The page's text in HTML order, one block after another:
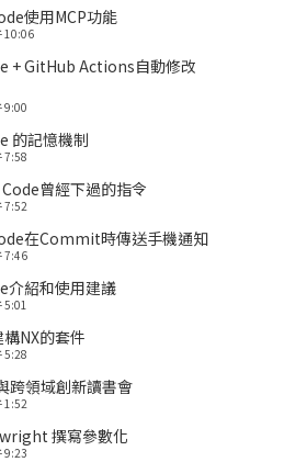
使用MCP功能
10:06
+ GitHub Actions自動修改
9:00
的記憶機制
7:58
曾經下過的指令
7:52
在Commit時傳送手機通知
7:46
介紹和使用建議
5:01
NX的套件
5:28
跨領域創新讀書會
1:52
撰寫參數化
9:23